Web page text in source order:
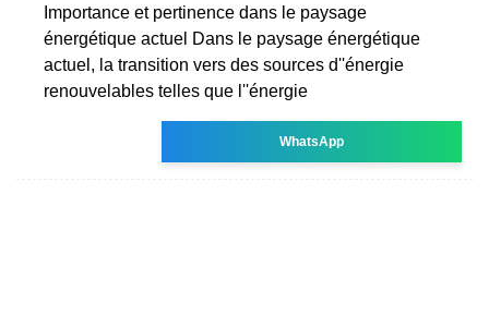
Importance et pertinence dans le paysage
énergétique actuel Dans le paysage énergétique
actuel, la transition vers des sources d''énergie
renouvelables telles que l''énergie
WhatsApp